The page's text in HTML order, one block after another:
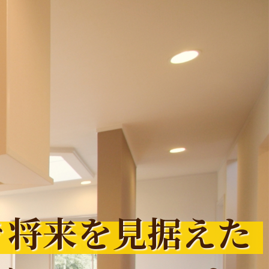
将来を見据えた